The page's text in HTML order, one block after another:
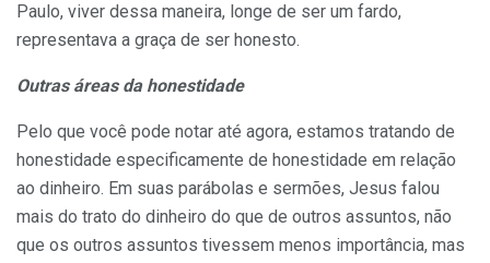
Paulo, viver dessa maneira, longe de ser um fardo,
representava a graça de ser honesto.
Outras áreas da honestidade
Pelo que você pode notar até agora, estamos tratando de
honestidade especificamente de honestidade em relação
ao dinheiro. Em suas parábolas e sermões, Jesus falou
mais do trato do dinheiro do que de outros assuntos, não
que os outros assuntos tivessem menos importância, mas